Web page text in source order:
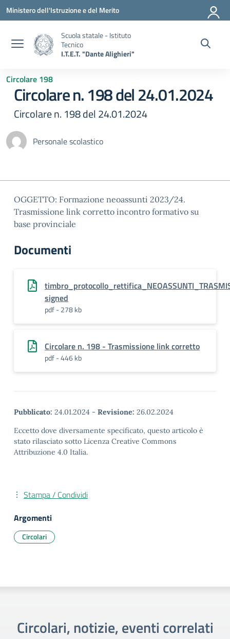
Vai ai contenuti
Vai al menu di navigazione
Vai al footer
Ministero dell'Istruzione e del Merito
Scuola statale - Istituto
Tecnico
I.T.E.T. "Dante Alighieri"
Circolare 198
Circolare n. 198 del 24.01.2024
Circolare n. 198 del 24.01.2024
Personale scolastico
OGGETTO: Formazione neoassunti 2023/24.
Trasmissione link corretto incontro formativo su
base provinciale
Documenti
signed
pdf - 278 kb
Circolare n. 198 - Trasmissione link corretto
pdf - 446 kb
Pubblicato: 24.01.2024 - Revisione: 26.02.2024
Eccetto dove diversamente specificato, questo articolo è
stato rilasciato sotto Licenza Creative Commons
Attribuzione 4.0 Italia.
Stampa / Condividi
Argomenti
Circolari
Circolari, notizie, eventi correlati